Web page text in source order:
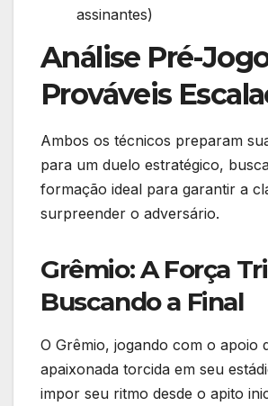
assinantes)
Análise Pré-
Prováveis
Ambos os técnicos preparam
para um duelo estratégico,
formação ideal para garantir a
surpreender o adversário.
Grêmio: A Força
Buscando a Final
O Grêmio, jogando com o apoio
apaixonada torcida em seu
impor seu ritmo desde o apito